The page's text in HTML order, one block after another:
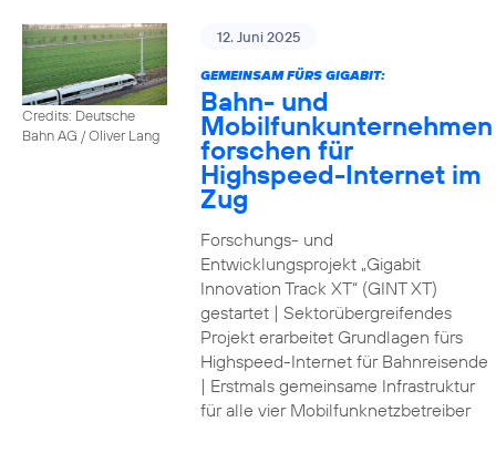
Credits: Deutsche
Bahn AG / Oliver Lang
12. Juni 2025
GEMEINSAM FÜRS GIGABIT:
Bahn- und
Mobilfunkunternehmen
forschen für
Highspeed-Internet im
Zug
Forschungs- und
Entwicklungsprojekt „Gigabit
Innovation Track XT“ (GINT XT)
gestartet | Sektorübergreifendes
Projekt erarbeitet Grundlagen fürs
Highspeed-Internet für Bahnreisende
| Erstmals gemeinsame Infrastruktur
für alle vier Mobilfunknetzbetreiber